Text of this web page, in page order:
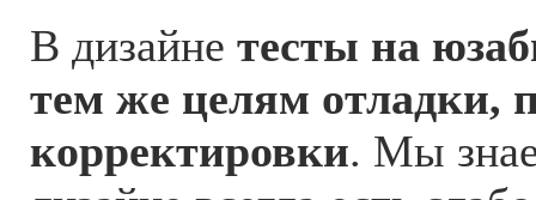
В дизайне тесты на
тем же целям отладки,
корректировки. Мы